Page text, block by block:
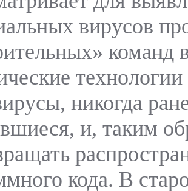
вирусов
команд
никогда
и, таким
кода. В